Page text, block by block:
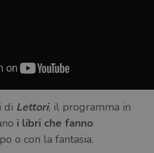
di Lettori, il programma in
i libri che fanno
o con la fantasia.